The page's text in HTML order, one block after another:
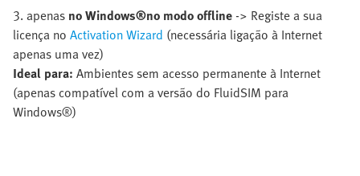
3. apenas no Windows®no modo offline -> Registe a sua
licença no Activation Wizard (necessária ligação à Internet
apenas uma vez)
Ideal para: Ambientes sem acesso permanente à Internet
(apenas compatível com a versão do FluidSIM para
Windows®)